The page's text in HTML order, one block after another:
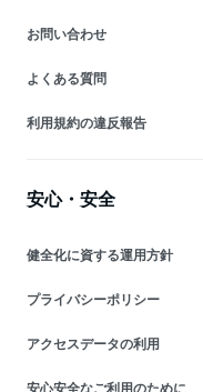
お問い合わせ
よくある質問
利用規約の違反報告
安心・安全
健全化に資する運用方針
プライバシーポリシー
アクセスデータの利用
安心安全なご利用のために